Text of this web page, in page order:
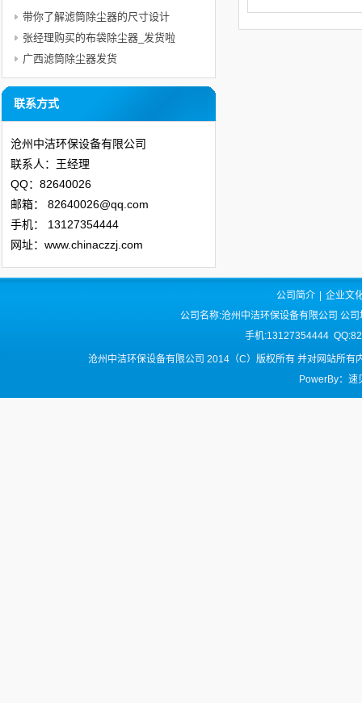
带你了解滤筒除尘器的尺寸设计
张经理购买的布袋除尘器_发货啦
广西滤筒除尘器发货
联系方式
沧州中洁环保设备有限公司
联系人：王经理
QQ：82640026
邮箱：
82640026@qq.com
手机：
13127354444
网址：www.chinaczzj.com
公司简介
企业文
公司名称:沧州中洁环保设备有限公司 公
手机:13127354444
沧州中洁环保设备有限公司 2014（C）版权所有 并对网站所有
PowerBy：速